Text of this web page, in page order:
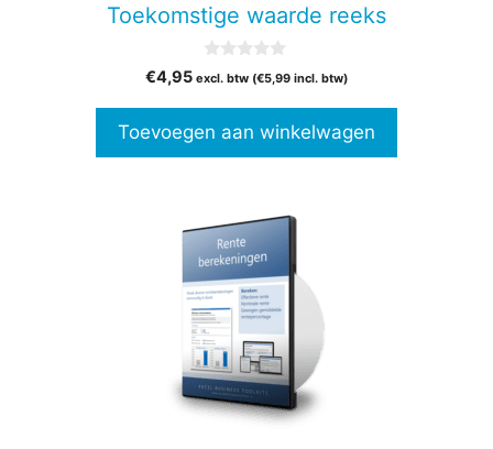
Toekomstige waarde reeks
v
5
€4,95 excl. btw (€5,99 incl. btw)
Toevoegen aan winkelwagen